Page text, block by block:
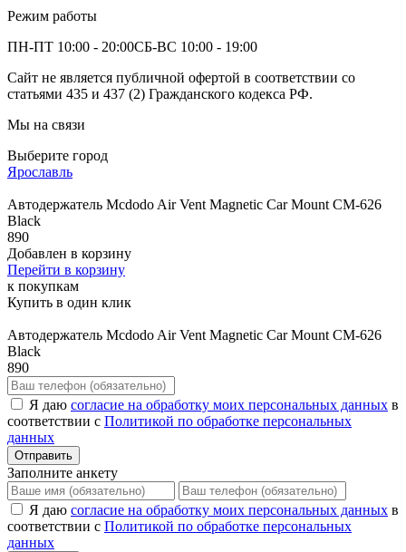
Режим работы
ПН-ПТ 10:00 - 20:00СБ-ВС 10:00 - 19:00
Сайт не является публичной офертой в соответствии со
статьями 435 и 437 (2) Гражданского кодекса РФ.
Мы на связи
Выберите город
Ярославль
Автодержатель Mcdodo Air Vent Magnetic Car Mount CM-626
Black
890
Добавлен в корзину
Перейти в корзину
к покупкам
Купить в один клик
Автодержатель Mcdodo Air Vent Magnetic Car Mount CM-626
Black
890
Я даю согласие на обработку моих персональных данных в
соответствии с Политикой по обработке персональных
данных
Отправить
Заполните анкету
Я даю согласие на обработку моих персональных данных в
соответствии с Политикой по обработке персональных
данных